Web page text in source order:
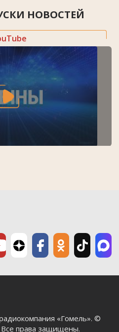
НОВОСТЕЙ
«Гомель». ©
права защищены.